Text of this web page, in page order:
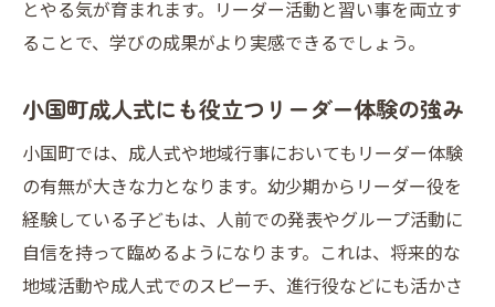
とやる気が育まれます。リーダー活動と習い事を両立す
ることで、学びの成果がより実感できるでしょう。
小国町成人式にも役立つリーダー体験の強み
小国町では、成人式や地域行事においてもリーダー体験
の有無が大きな力となります。幼少期からリーダー役を
経験している子どもは、人前での発表やグループ活動に
自信を持って臨めるようになります。これは、将来的な
地域活動や成人式でのスピーチ、進行役などにも活かさ